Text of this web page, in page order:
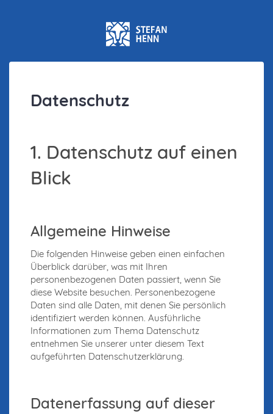
Datenschutz
1. Datenschutz auf einen
Blick
Allgemeine Hinweise
Die folgenden Hinweise geben einen einfachen
Überblick darüber, was mit Ihren
personenbezogenen Daten passiert, wenn Sie
diese Website besuchen. Personenbezogene
Daten sind alle Daten, mit denen Sie persönlich
identifiziert werden können. Ausführliche
Informationen zum Thema Datenschutz
entnehmen Sie unserer unter diesem Text
aufgeführten Datenschutzerklärung.
Datenerfassung auf dieser